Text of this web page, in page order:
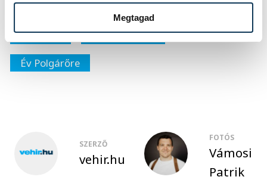
Megtagad
közélet elismerés
Varga Tamás
polgárőr
Takács László
Év Polgárőre
SZERZŐ
vehir.hu
FOTÓS
Vámosi
Patrik